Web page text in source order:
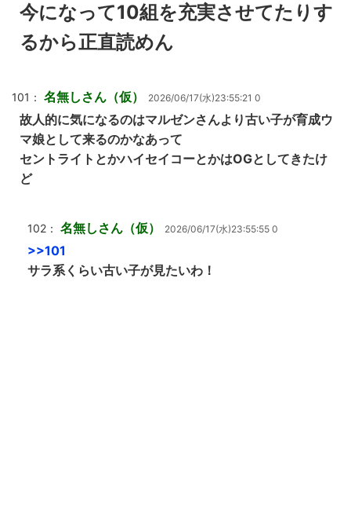
今になって10組を充実させてたりす
るから正直読めん
101： 名無しさん（仮） 2026/06/17(水)23:55:21 0
故人的に気になるのはマルゼンさんより古い子が育成ウ
マ娘として来るのかなあって
セントライトとかハイセイコーとかはOGとしてきたけ
ど
102： 名無しさん（仮） 2026/06/17(水)23:55:55 0
>>101
サラ系くらい古い子が見たいわ！